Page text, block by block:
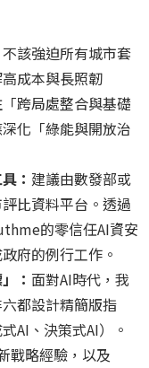
不該強迫所有城市套
成本與長照韌
跨局處整合與基礎
化「綠能與開放治
： 建議由數發部或
比資料平台。透過
的零信任AI資安
府的例行工作。
： 面對AI時代，我
都設計精簡版指
AI、決策式AI）。
戰略經驗，以及